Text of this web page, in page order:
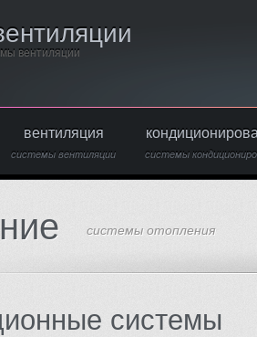
вентиляции
вентиляция
системы вентиляции системы
системы отопления
системы